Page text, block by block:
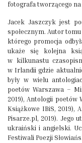
fotografa tworzącego
Jacek Jaszczyk jest
społecznym. Autor
którego promocja
ukaże się kolejna
w kilkunastu
w Irlandii gdzie
były w wielu
poetów Warszawa –
2019), Antologii poetów
Książkowe IBiS, 2019),
Pisarze.pl, 2019). Jego
ukraiński i angielski.
Festiwali Poezji